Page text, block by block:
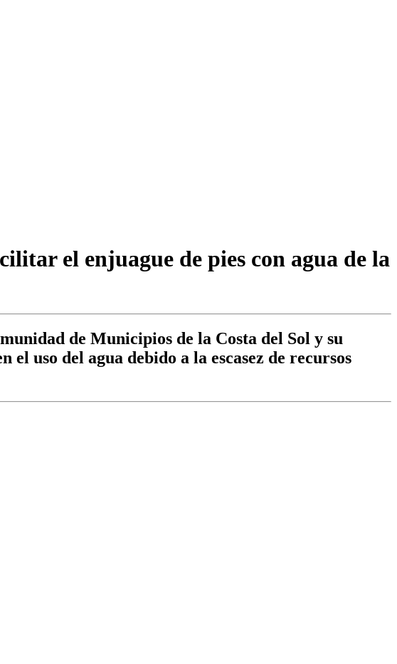
el enjuague de pies con agua de la
de Municipios de la Costa del Sol y su
uso del agua debido a la escasez de recursos